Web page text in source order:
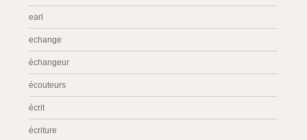
earl
echange
échangeur
écouteurs
écrit
écriture